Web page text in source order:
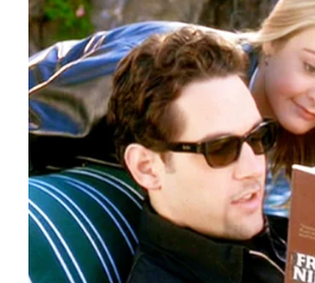
WN
BOGOR
WN
DEPOK
WN
TAPANULI
UTARA